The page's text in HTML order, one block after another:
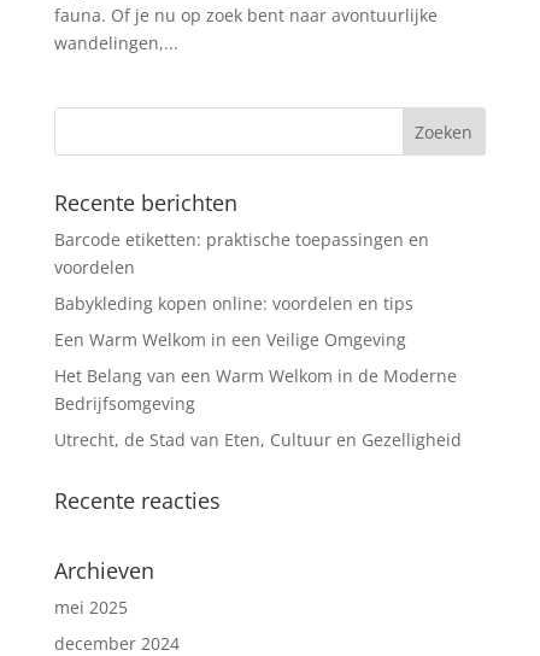
fauna. Of je nu op zoek bent naar avontuurlijke
wandelingen,...
Recente berichten
Barcode etiketten: praktische toepassingen en
voordelen
Babykleding kopen online: voordelen en tips
Een Warm Welkom in een Veilige Omgeving
Het Belang van een Warm Welkom in de Moderne
Bedrijfsomgeving
Utrecht, de Stad van Eten, Cultuur en Gezelligheid
Recente reacties
Archieven
mei 2025
december 2024